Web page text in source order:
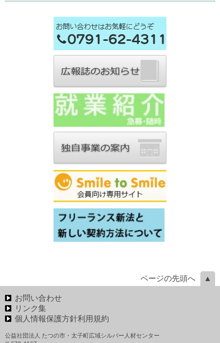
ページの先頭へ
お問い合わせ
リンク集
個人情報保護方針利用規約
公益社団法人 たつの市・太子町広域シルバー人材センター